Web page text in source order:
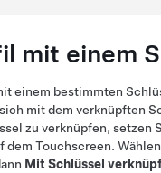
mit einem
einem bestimmten
mit dem verknüpften
zu verknüpfen, setzen
Touchscreen.
Mit Schlüssel